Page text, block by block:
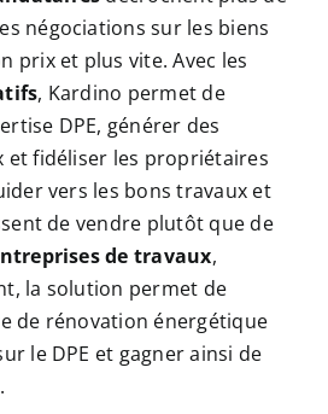
négociations sur les biens
prix et plus vite. Avec les
, Kardino permet de
DPE, générer des
et fidéliser les propriétaires
vers les bons travaux et
de vendre plutôt que de
de travaux,
la solution permet de
de rénovation énergétique
le DPE et gagner ainsi de